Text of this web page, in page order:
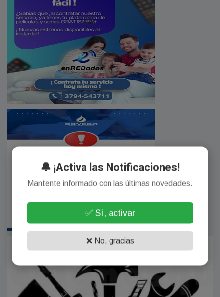
🔔 ¡Activa las Notificaciones!
Mantente informado con las últimas novedades.
✅ Sí, activar
❌ No, gracias